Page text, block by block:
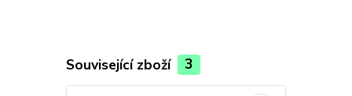
Související zboží 3